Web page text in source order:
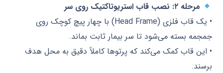
مرحله ۲: نصب قاب استریوتاکتیک روی سر
• یک قاب فلزی (Head Frame) با چهار پیچ کوچک روی
جمجمه بسته می‌شود تا سر بیمار ثابت بماند.
• این قاب کمک می‌کند که پرتوها کاملاً دقیق به محل هدف
برسند.